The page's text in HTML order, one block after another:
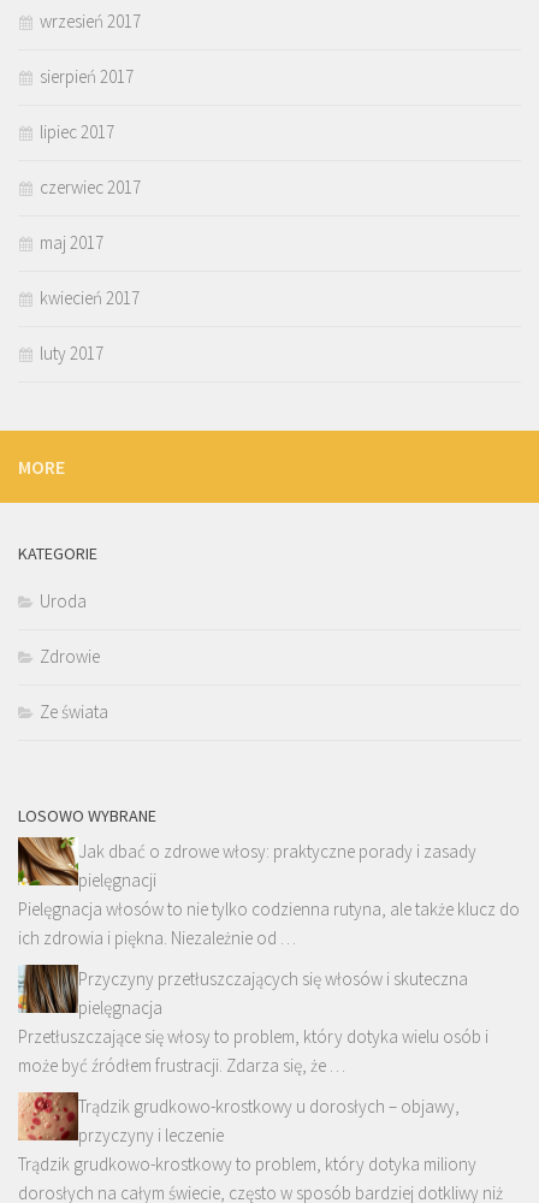
wrzesień 2017
sierpień 2017
lipiec 2017
czerwiec 2017
maj 2017
kwiecień 2017
luty 2017
MORE
KATEGORIE
Uroda
Zdrowie
Ze świata
LOSOWO WYBRANE
Jak dbać o zdrowe włosy: praktyczne porady i zasady
pielęgnacji
Pielęgnacja włosów to nie tylko codzienna rutyna, ale także klucz do
ich zdrowia i piękna. Niezależnie od …
Przyczyny przetłuszczających się włosów i skuteczna
pielęgnacja
Przetłuszczające się włosy to problem, który dotyka wielu osób i
może być źródłem frustracji. Zdarza się, że …
Trądzik grudkowo-krostkowy u dorosłych – objawy,
przyczyny i leczenie
Trądzik grudkowo-krostkowy to problem, który dotyka miliony
dorosłych na całym świecie, często w sposób bardziej dotkliwy niż